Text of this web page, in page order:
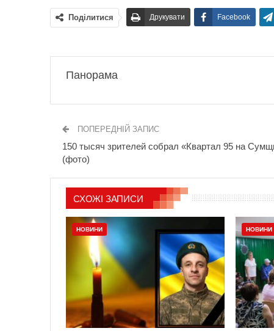
Поділитися Друкувати Facebook
Панорама
ПОПЕРЕДНІЙ ЗАПИС
150 тысяч зрителей собрал «Квартал 95 на
(фото)
СХОЖІ ЗАПИСИ
НОВИНИ НОВИНИ